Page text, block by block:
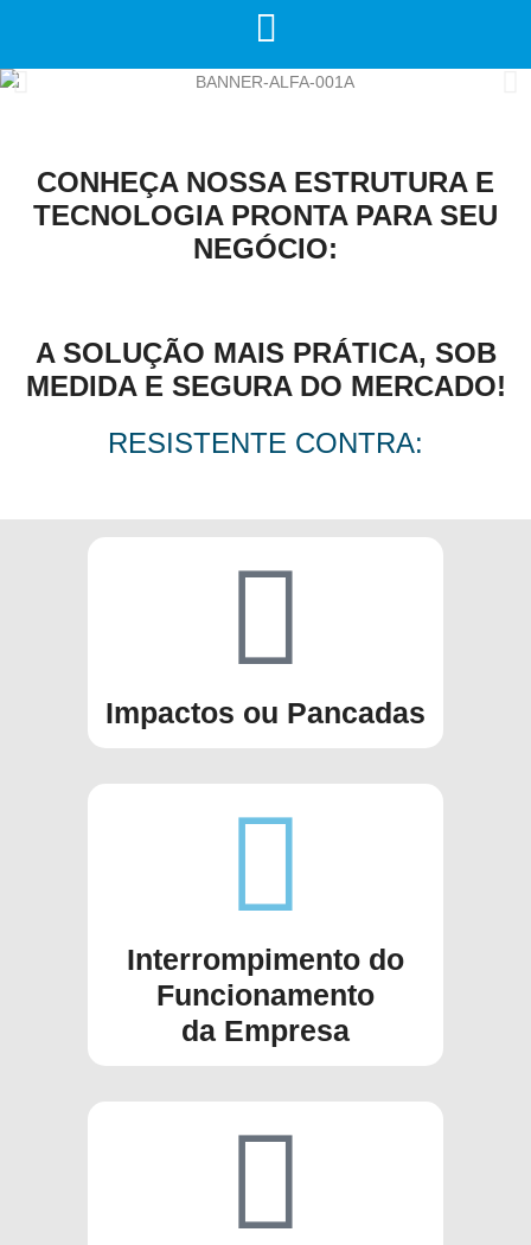
CONHEÇA NOSSA ESTRUTURA E
TECNOLOGIA PRONTA PARA SEU
NEGÓCIO:
A SOLUÇÃO MAIS PRÁTICA, SOB
MEDIDA E SEGURA DO MERCADO!
RESISTENTE CONTRA:
Impactos ou Pancadas
Interrompimento do
Funcionamento
da Empresa